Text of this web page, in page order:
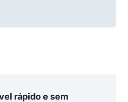
rápido e sem